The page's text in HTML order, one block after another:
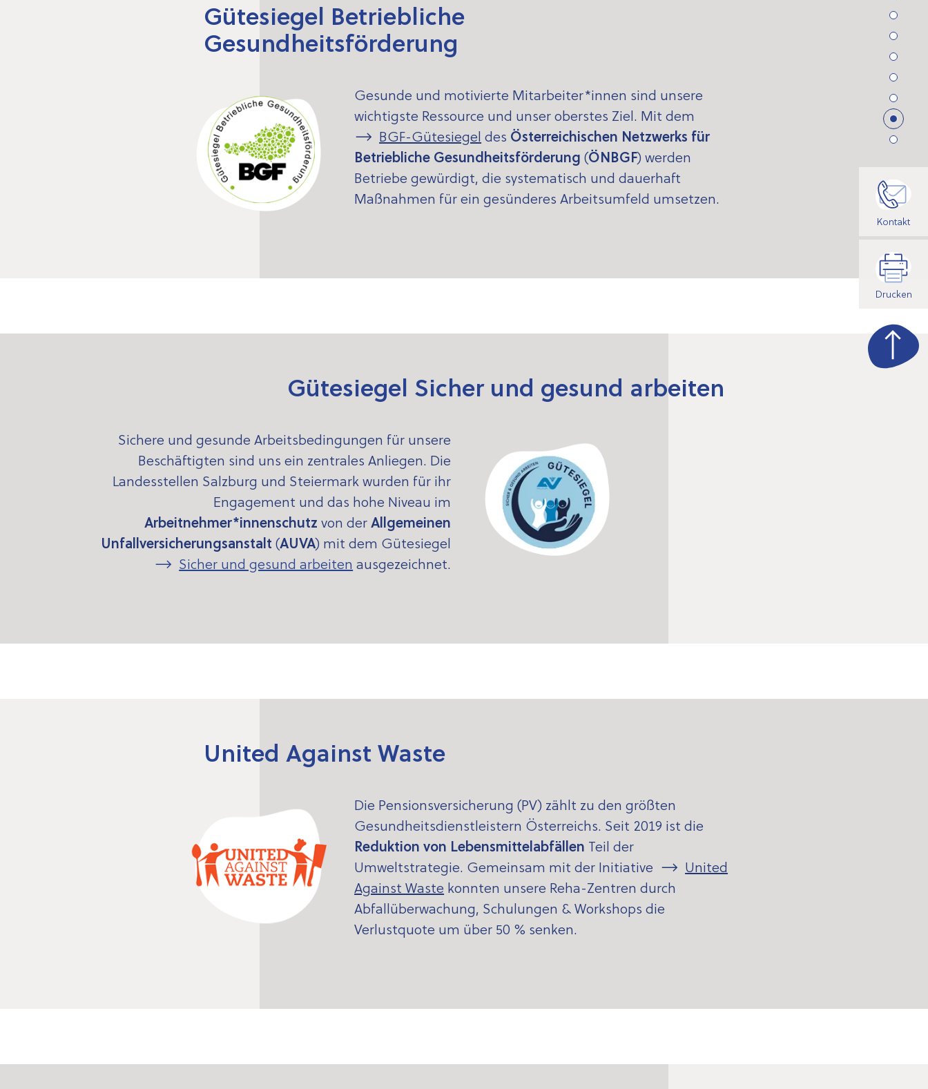
Gütesiegel Betriebliche
Gesundheitsförderung
Gesunde und motivierte Mitarbeiter*innen sind unsere
wichtigste Ressource und unser oberstes Ziel. Mit dem
BGF-Gütesiegel des Österreichischen Netzwerks für
Betriebliche Gesundheitsförderung(ÖNBGF) werden
Betriebe gewürdigt, die systematisch und dauerhaft
Maßnahmen für ein gesünderes Arbeitsumfeld umsetzen.
Gütesiegel Sicher und gesund arbeiten
Sichere und gesunde Arbeitsbedingungen für unsere
Beschäftigten sind uns ein zentrales Anliegen. Die
Landesstellen Salzburg und Steiermark wurden für ihr
Engagement und das hohe Niveau im
Arbeitnehmer*innenschutz von derAllgemeinen
Unfallversicherungsanstalt(AUVA) mit dem Gütesiegel
Sicher und gesund arbeiten ausgezeichnet.
United Against Waste
Die Pensionsversicherung (PV) zählt zu den größten
Gesundheitsdienstleistern Österreichs. Seit 2019 ist die
Reduktion von Lebensmittelabfällen Teil der
Umweltstrategie. Gemeinsam mit der Initiative
United
Against Waste konnten unsere Reha-Zentren durch
Abfallüberwachung, Schulungen & Workshops die
Verlustquote um über 50 % senken.
Kontakt
Drucken